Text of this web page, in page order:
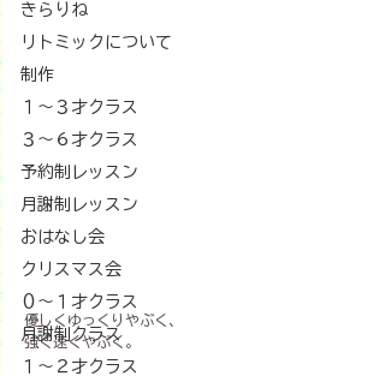
きらりね
リトミックについて
制作
１〜３才クラス
３〜６才クラス
予約制レッスン
月謝制レッスン
おはなし会
クリスマス会
０～１才クラス
月謝制クラス
１～２才クラス
優しくゆっくりやぶく、
強く速くやぶく。